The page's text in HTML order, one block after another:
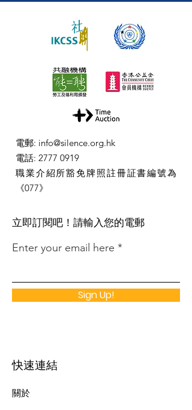
電郵: info@silence.org.hk
電話: 2777 0919
職業介紹所豁免牌照註冊証書編號為
《077》
​立即訂閱吧！請輸入您的電郵
Enter your email here
Sign Up!
快速連結
關於